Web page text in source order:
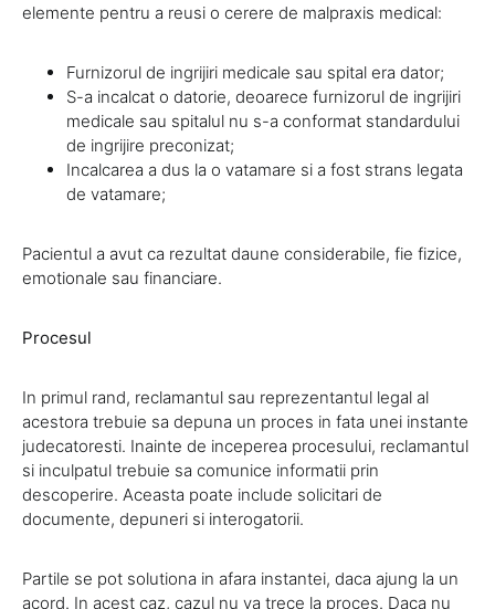
elemente pentru a reusi o cerere de malpraxis medical:
Furnizorul de ingrijiri medicale sau spital era dator;
S-a incalcat o datorie, deoarece furnizorul de ingrijiri
medicale sau spitalul nu s-a conformat standardului
de ingrijire preconizat;
Incalcarea a dus la o vatamare si a fost strans legata
de vatamare;
Pacientul a avut ca rezultat daune considerabile, fie fizice,
emotionale sau financiare.
Procesul
In primul rand, reclamantul sau reprezentantul legal al
acestora trebuie sa depuna un proces in fata unei instante
judecatoresti. Inainte de inceperea procesului, reclamantul
si inculpatul trebuie sa comunice informatii prin
descoperire. Aceasta poate include solicitari de
documente, depuneri si interogatorii.
Partile se pot solutiona in afara instantei, daca ajung la un
acord. In acest caz, cazul nu va trece la proces. Daca nu